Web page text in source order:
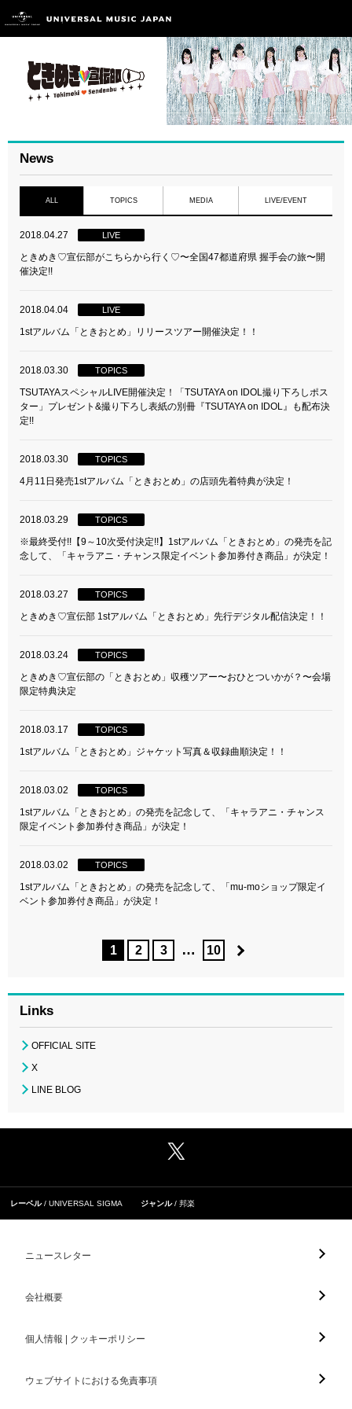
News
ALL TOPICS MEDIA LIVE/EVENT
2018.04.27 LIVE
ときめき♡宣伝部がこちらから行く♡〜全国47都道府県 握手会の旅〜開
催決定!!
2018.04.04 LIVE
1stアルバム「ときおとめ」リリースツアー開催決定！！
2018.03.30 TOPICS
TSUTAYAスペシャルLIVE開催決定！「TSUTAYA on IDOL撮り下ろしポス
ター」プレゼント&撮り下ろし表紙の別冊『TSUTAYA on IDOL』も配布決
定!!
2018.03.30 TOPICS
4月11日発売1stアルバム「ときおとめ」の店頭先着特典が決定！
2018.03.29 TOPICS
※最終受付!!【9～10次受付決定!!】1stアルバム「ときおとめ」の発売を記
念して、「キャラアニ・チャンス限定イベント参加券付き商品」が決定！
2018.03.27 TOPICS
ときめき♡宣伝部 1stアルバム「ときおとめ」先行デジタル配信決定！！
2018.03.24 TOPICS
ときめき♡宣伝部の「ときおとめ」収穫ツアー〜おひとついかが？〜会場
限定特典決定
2018.03.17 TOPICS
1stアルバム「ときおとめ」ジャケット写真＆収録曲順決定！！
2018.03.02 TOPICS
1stアルバム「ときおとめ」の発売を記念して、「キャラアニ・チャンス
限定イベント参加券付き商品」が決定！
2018.03.02 TOPICS
1stアルバム「ときおとめ」の発売を記念して、「mu-moショップ限定イ
ベント参加券付き商品」が決定！
1 2 3 … 10
Links
OFFICIAL SITE
X
LINE BLOG
レーベル UNIVERSAL SIGMA ジャンル 邦楽
ニュースレター
会社概要
個人情報 | クッキーポリシー
ウェブサイトにおける免責事項